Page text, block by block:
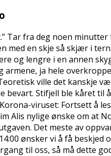
Tar fra deg noen
en skje så skjær i
og lengre i en annen
ja hele
ville det
Stifjell ble kåret
viruset: Fortsett å
Alis nylige ønske om at
Det meste av
ønsker vi å få
til oss, så må dette